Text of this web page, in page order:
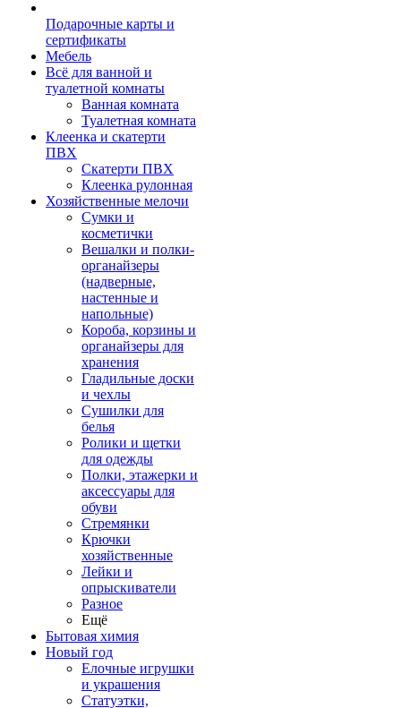
Подарочные карты и
сертификаты
Мебель
Всё для ванной и
туалетной комнаты
Ванная комната
Туалетная комната
Клеенка и скатерти
ПВХ
Скатерти ПВХ
Клеенка рулонная
Хозяйственные мелочи
Сумки и
косметички
Вешалки и полки-
органайзеры
(надверные,
настенные и
напольные)
Короба, корзины и
органайзеры для
хранения
Гладильные доски
и чехлы
Сушилки для
белья
Ролики и щетки
для одежды
Полки, этажерки и
аксессуары для
обуви
Стремянки
Крючки
хозяйственные
Лейки и
опрыскиватели
Разное
Ещё
Бытовая химия
Новый год
Елочные игрушки
и украшения
Статуэтки,